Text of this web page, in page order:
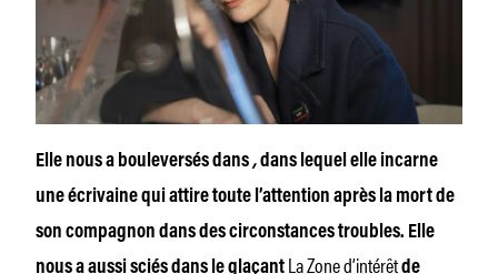
Elle nous a bouleversés dans,dans lequel elle incarne
une écrivaine qui attire toute l’attention après la mort de
son compagnon dans des circonstances troubles. Elle
nous a aussi sciés dans le glaçant La Zone d’intérêtde